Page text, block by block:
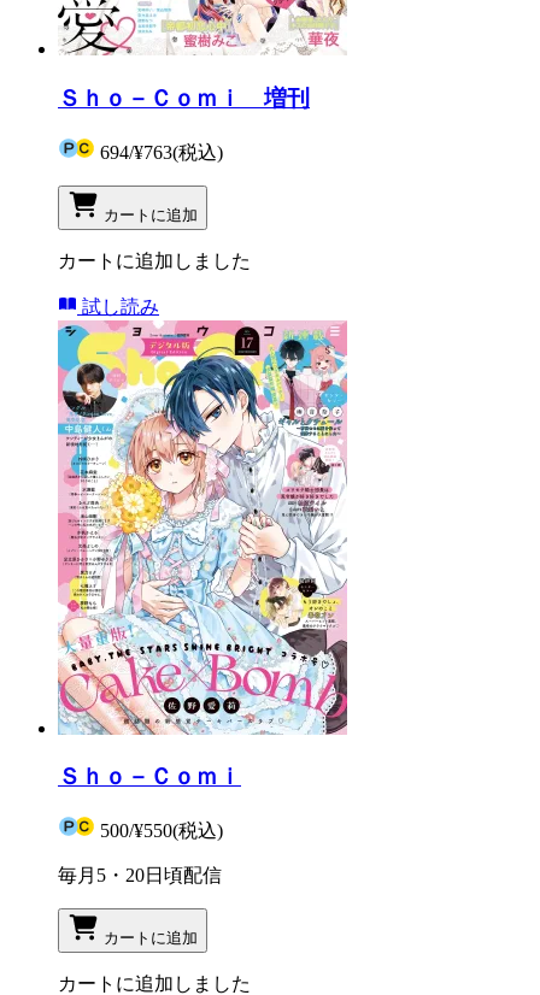
Ｓｈｏ－Ｃｏｍｉ 増刊
694/¥763(税込)
カートに追加
カートに追加しました
試し読み
Ｓｈｏ－Ｃｏｍｉ
500/¥550(税込)
毎月5・20日頃配信
カートに追加
カートに追加しました